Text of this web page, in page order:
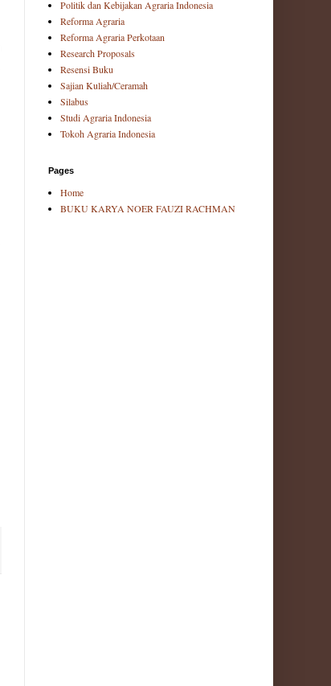
Politik dan Kebijakan Agraria Indonesia
Reforma Agraria
Reforma Agraria Perkotaan
Research Proposals
Resensi Buku
Sajian Kuliah/Ceramah
Silabus
Studi Agraria Indonesia
Tokoh Agraria Indonesia
Pages
Home
BUKU KARYA NOER FAUZI RACHMAN